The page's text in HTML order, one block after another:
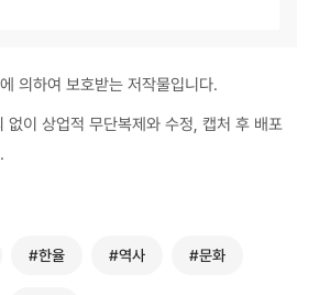
의하여 보호받는 저작물입니다.
없이 상업적 무단복제와 수정, 캡처 후 배포
#한율 #역사 #문화